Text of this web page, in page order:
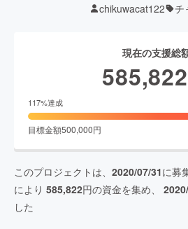
chikuwacat122 チ
現在の支援総
585,822
117%達成
目標金額500,000円
このプロジェクトは、 2020/07/31に募
により 585,822円の資金を集め、
した